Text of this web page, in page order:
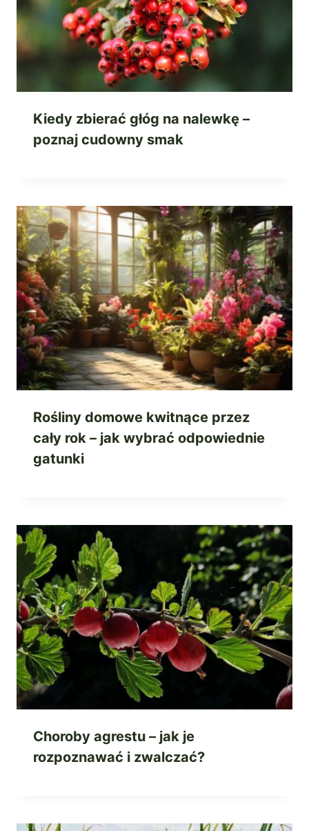
Kiedy zbierać głóg na nalewkę –
poznaj cudowny smak
Rośliny domowe kwitnące przez
cały rok – jak wybrać odpowiednie
gatunki
Choroby agrestu – jak je
rozpoznawać i zwalczać?